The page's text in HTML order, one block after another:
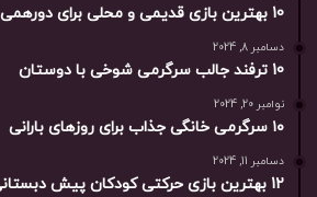
10 بهترین بازی‌ قدیمی و محلی برای دورهمی کودکان ابتدایی
دسامبر 8, 2024
10 ترفند جالب سرگرمی شوخی با دوستان
نوامبر 20, 2024
۱۰ سرگرمی خانگی جذاب برای روزهای بارانی
دسامبر 11, 2024
12 بهترین بازی حرکتی کودکان پیش دبستانی+ نکات جالب